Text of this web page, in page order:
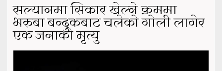
सल्यानमा सिकार खेल्ने क्रममा
भरुबा बन्दुकबाट चलेको गोली लागेर
एक जनाको मृत्यु